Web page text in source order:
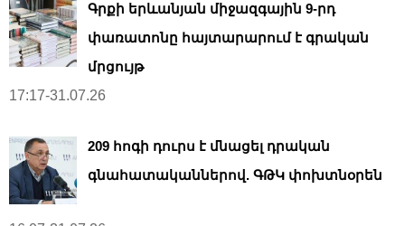
Գրքի երևանյան միջազգային 9-րդ
փառատոնը հայտարարում է գրական
մրցույթ
17:17-31.07.26
209 հոգի դուրս է մնացել դրական
գնահատականներով. ԳԹԿ փոխտնօրեն